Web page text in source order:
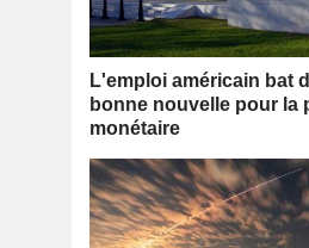
L'emploi américain bat
bonne nouvelle pour la
monétaire